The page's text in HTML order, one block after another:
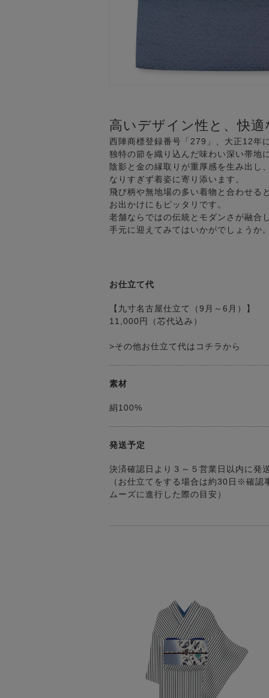
高いデザイン性と、快適
西陣商標登録番号「279」、大正12年
独特の節を織り込んだ味わい深い帯地
陰影と金の縁取りが重厚感を生み出し
なりすぎず着姿に寄り添います。
飛び柄や無地場の多い着物と合わせる
お出かけにもピッタリです。
老舗ならではの伝統とモダンさが融合
手元に迎えてみてはいかがでしょうか
お仕立て代
【九寸名古屋仕立て（9月～6月）】
11,000円（芯代込み）
>その他お仕立て代はコチラから
素材
絹100%
発送予定
決済確認日より３～５営業日以内に発
（お仕立てをする場合は約30日※確認
ムーズに進行した際の目安）